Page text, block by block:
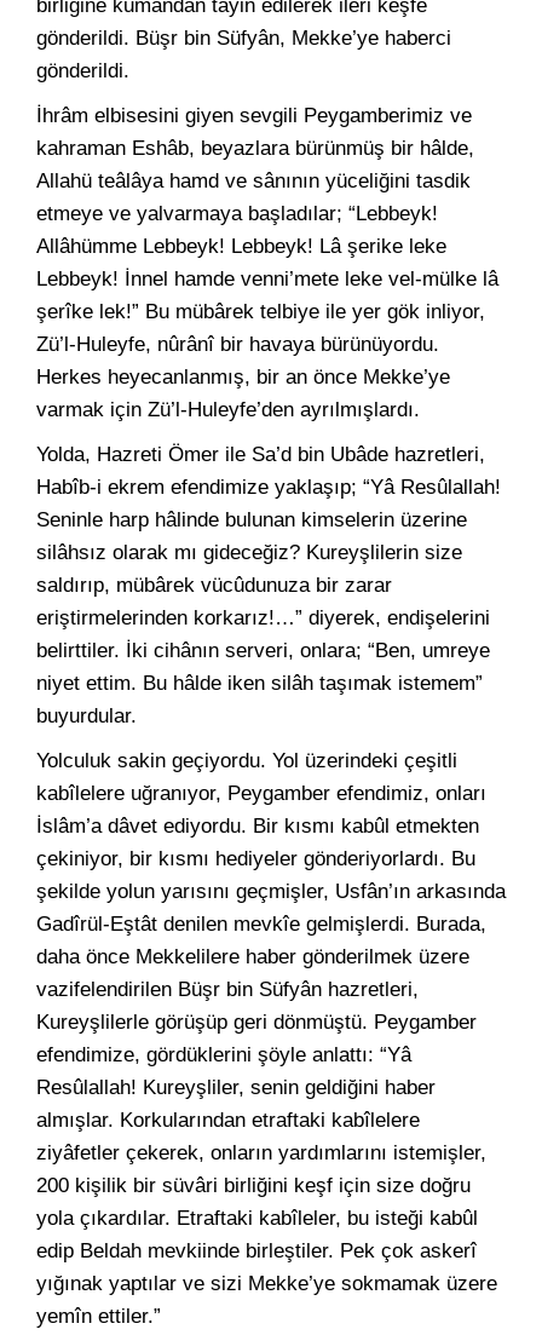
birliğine kumandan tâyin edilerek ileri keşfe
gönderildi. Büşr bin Süfyân, Mekke’ye haberci
gönderildi.
İhrâm elbisesini giyen sevgili Peygamberimiz ve
kahraman Eshâb, beyazlara bürünmüş bir hâlde,
Allahü teâlâya hamd ve sânının yüceliğini tasdik
etmeye ve yalvarmaya başladılar; “Lebbeyk!
Allâhümme Lebbeyk! Lebbeyk! Lâ şerike leke
Lebbeyk! İnnel hamde venni’mete leke vel-mülke lâ
şerîke lek!” Bu mübârek telbiye ile yer gök inliyor,
Zü’l-Huleyfe, nûrânî bir havaya bürünüyordu.
Herkes heyecanlanmış, bir an önce Mekke’ye
varmak için Zü’l-Huleyfe’den ayrılmışlardı.
Yolda, Hazreti Ömer ile Sa’d bin Ubâde hazretleri,
Habîb-i ekrem efendimize yaklaşıp; “Yâ Resûlallah!
Seninle harp hâlinde bulunan kimselerin üzerine
silâhsız olarak mı gideceğiz? Kureyşlilerin size
saldırıp, mübârek vücûdunuza bir zarar
eriştirmelerinden korkarız!…” diyerek, endişelerini
belirttiler. İki cihânın serveri, onlara; “Ben, umreye
niyet ettim. Bu hâlde iken silâh taşımak istemem”
buyurdular.
Yolculuk sakin geçiyordu. Yol üzerindeki çeşitli
kabîlelere uğranıyor, Peygamber efendimiz, onları
İslâm’a dâvet ediyordu. Bir kısmı kabûl etmekten
çekiniyor, bir kısmı hediyeler gönderiyorlardı. Bu
şekilde yolun yarısını geçmişler, Usfân’ın arkasında
Gadîrül-Eştât denilen mevkîe gelmişlerdi. Burada,
daha önce Mekkelilere haber gönderilmek üzere
vazifelendirilen Büşr bin Süfyân hazretleri,
Kureyşlilerle görüşüp geri dönmüştü. Peygamber
efendimize, gördüklerini şöyle anlattı: “Yâ
Resûlallah! Kureyşliler, senin geldiğini haber
almışlar. Korkularından etraftaki kabîlelere
ziyâfetler çekerek, onların yardımlarını istemişler,
200 kişilik bir süvâri birliğini keşf için size doğru
yola çıkardılar. Etraftaki kabîleler, bu isteği kabûl
edip Beldah mevkiinde birleştiler. Pek çok askerî
yığınak yaptılar ve sizi Mekke’ye sokmamak üzere
yemîn ettiler.”